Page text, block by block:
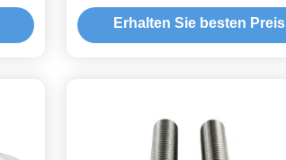
Erhalten Sie besten Preis